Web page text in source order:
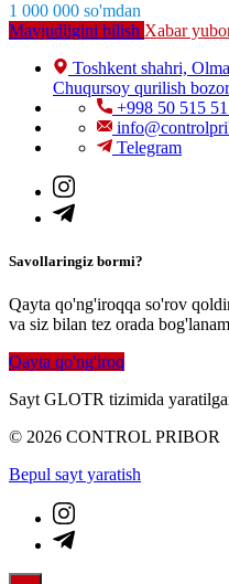
1 000 000 so'mdan
Mavjudligini bilish Xabar
Toshkent shahri,
Chuqursoy qurilish
+998 50 515 51
Telegram
Savollaringiz bormi?
Qayta qo'ng'iroqqa so'rov
va siz bilan tez orada
Qayta qo'ng'iroq
Sayt GLOTR tizimida
© 2026 CONTROL PRIBOR
Bepul sayt yaratish